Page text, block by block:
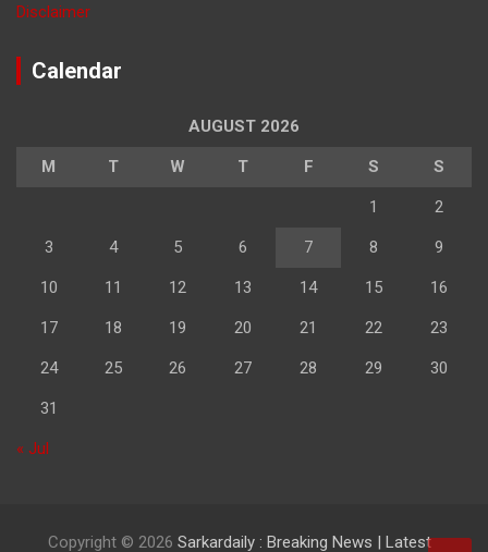
Disclaimer
Calendar
AUGUST 2026
M T W T F S S
1 2
3 4 5 6 7 8 9
10 11 12 13 14 15 16
17 18 19 20 21 22 23
24 25 26 27 28 29 30
31
« Jul
Copyright © 2026 Sarkardaily : Breaking News | Latest